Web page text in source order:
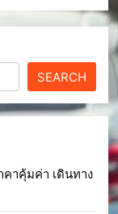
SEARCH
คาคุ้มค่า เดินทาง